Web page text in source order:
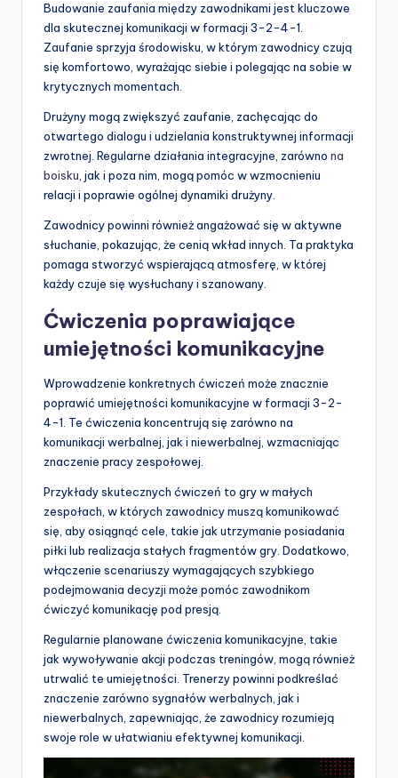
Budowanie zaufania między zawodnikami jest kluczowe
dla skutecznej komunikacji w formacji 3-2-4-1.
Zaufanie sprzyja środowisku, w którym zawodnicy czują
się komfortowo, wyrażając siebie i polegając na sobie w
krytycznych momentach.
Drużyny mogą zwiększyć zaufanie, zachęcając do
otwartego dialogu i udzielania konstruktywnej informacji
zwrotnej. Regularne działania integracyjne, zarówno na
boisku, jak i poza nim, mogą pomóc w wzmocnieniu
relacji i poprawie ogólnej dynamiki drużyny.
Zawodnicy powinni również angażować się w aktywne
słuchanie, pokazując, że cenią wkład innych. Ta praktyka
pomaga stworzyć wspierającą atmosferę, w której
każdy czuje się wysłuchany i szanowany.
Ćwiczenia poprawiające
umiejętności komunikacyjne
Wprowadzenie konkretnych ćwiczeń może znacznie
poprawić umiejętności komunikacyjne w formacji 3-2-
4-1. Te ćwiczenia koncentrują się zarówno na
komunikacji werbalnej, jak i niewerbalnej, wzmacniając
znaczenie pracy zespołowej.
Przykłady skutecznych ćwiczeń to gry w małych
zespołach, w których zawodnicy muszą komunikować
się, aby osiągnąć cele, takie jak utrzymanie posiadania
piłki lub realizacja stałych fragmentów gry. Dodatkowo,
włączenie scenariuszy wymagających szybkiego
podejmowania decyzji może pomóc zawodnikom
ćwiczyć komunikację pod presją.
Regularnie planowane ćwiczenia komunikacyjne, takie
jak wywoływanie akcji podczas treningów, mogą również
utrwalić te umiejętności. Trenerzy powinni podkreślać
znaczenie zarówno sygnałów werbalnych, jak i
niewerbalnych, zapewniając, że zawodnicy rozumieją
swoje role w ułatwianiu efektywnej komunikacji.